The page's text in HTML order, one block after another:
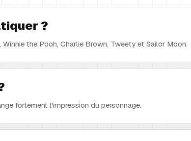
?
the Pooh, Charlie Brown, Tweety et Sailor Moon.
fortement l'impression du personnage.